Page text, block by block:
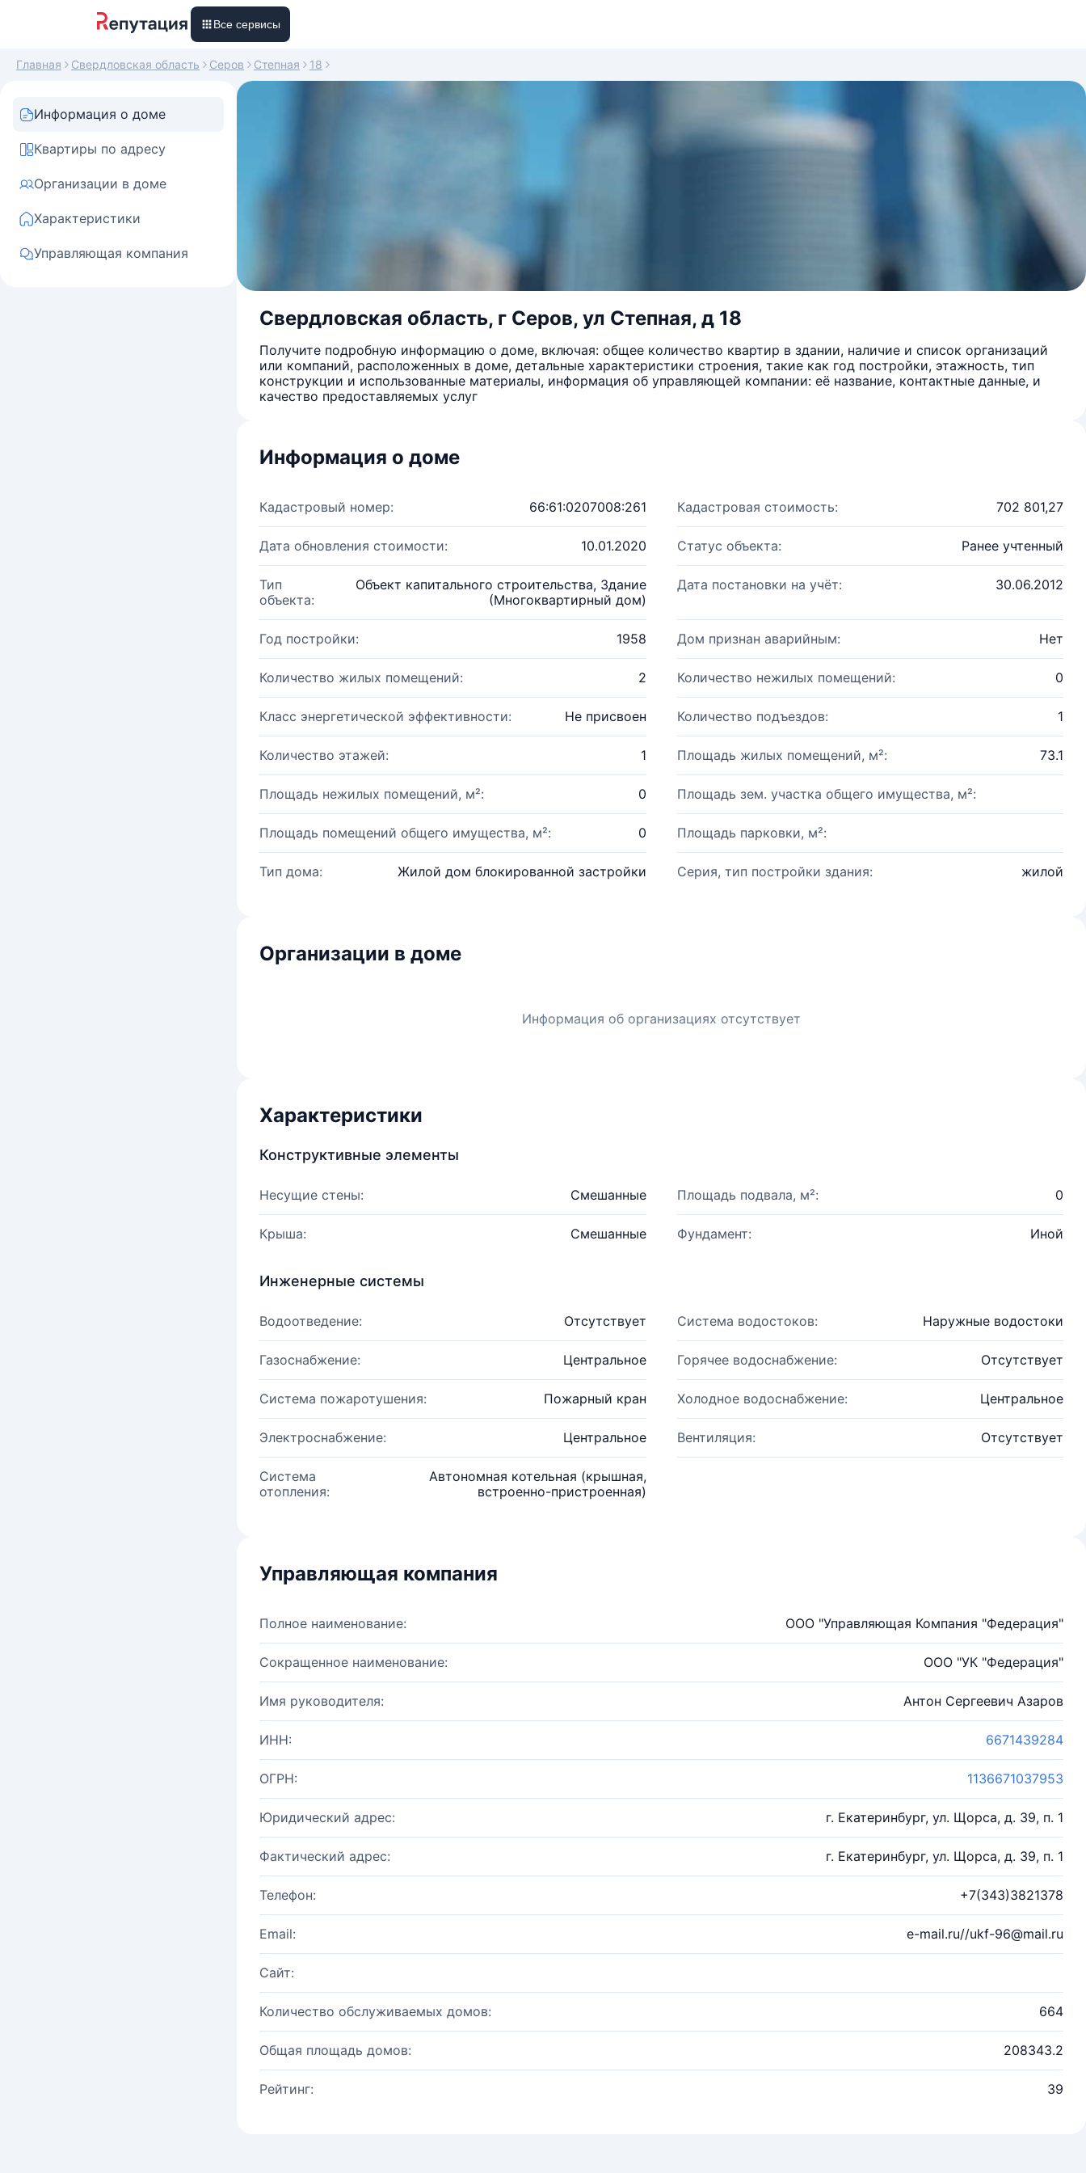
Все сервисы
Главная Свердловская область Серов Степная 18
Информация о доме
Квартиры по адресу
Организации в доме
Характеристики
Управляющая компания
Свердловская область, г Серов, ул Степная, д 18
Получите подробную информацию о доме, включая: общее количество квартир в здании, наличие и список организаций
или компаний, расположенных в доме, детальные характеристики строения, такие как год постройки, этажность, тип
конструкции и использованные материалы, информация об управляющей компании: её название, контактные данные, и
качество предоставляемых услуг
Информация о доме
Кадастровый номер: 66:61:0207008:261 Кадастровая стоимость: 702 801,27
Дата обновления стоимости: 10.01.2020 Статус объекта: Ранее учтенный
Тип
объекта:
Объект капитального строительства, Здание
(Многоквартирный дом)
Дата постановки на учёт: 30.06.2012
Год постройки: 1958 Дом признан аварийным: Нет
Количество жилых помещений: 2 Количество нежилых помещений: 0
Класс энергетической эффективности: Не присвоен Количество подъездов: 1
Количество этажей: 1 Площадь жилых помещений, м²: 73.1
Площадь нежилых помещений, м²: 0 Площадь зем. участка общего имущества, м²:
Площадь помещений общего имущества, м²: 0 Площадь парковки, м²:
Тип дома: Жилой дом блокированной застройки Серия, тип постройки здания: жилой
Организации в доме
Информация об организациях отсутствует
Характеристики
Конструктивные элементы
Несущие стены: Смешанные Площадь подвала, м²: 0
Крыша: Смешанные Фундамент: Иной
Инженерные системы
Водоотведение: Отсутствует Система водостоков: Наружные водостоки
Газоснабжение: Центральное Горячее водоснабжение: Отсутствует
Система пожаротушения: Пожарный кран Холодное водоснабжение: Центральное
Электроснабжение: Центральное Вентиляция: Отсутствует
Система
отопления:
Автономная котельная (крышная,
встроенно-пристроенная)
Управляющая компания
Полное наименование: ООО "Управляющая Компания "Федерация"
Сокращенное наименование: ООО "УК "Федерация"
Имя руководителя: Антон Сергеевич Азаров
ИНН: 6671439284
ОГРН: 1136671037953
Юридический адрес: г. Екатеринбург, ул. Щорса, д. 39, п. 1
Фактический адрес: г. Екатеринбург, ул. Щорса, д. 39, п. 1
Телефон: +7(343)3821378
Email: e-mail.ru//ukf-96@mail.ru
Сайт:
Количество обслуживаемых домов: 664
Общая площадь домов: 208343.2
Рейтинг: 39